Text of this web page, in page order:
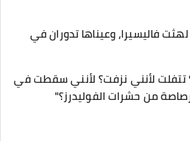
لهثت فاليسيرا، وعيناها تدوران في
لأنني نزفت؟ لأنني سقطت في
من حشرات الفوليدرز؟"